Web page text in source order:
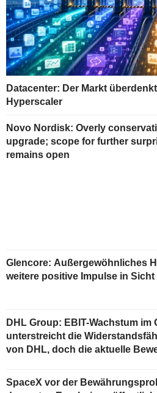
Datacenter: Der Markt
Hyperscaler
Novo Nordisk: Overly
upgrade; scope for further
remains open
Glencore: Außergewöhnliches
weitere positive Impulse in Sicht
DHL Group: EBIT-Wachstum im
unterstreicht die
von DHL, doch die aktuelle
SpaceX vor der